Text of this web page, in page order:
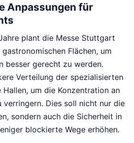
Anpassungen für
plant die Messe Stuttgart
Flächen, um
besser gerecht zu werden.
Verteilung der spezialisierten
Hallen, um die Konzentration an
verringern. Dies soll nicht nur die
sondern auch die Sicherheit in
blockierte Wege erhöhen.